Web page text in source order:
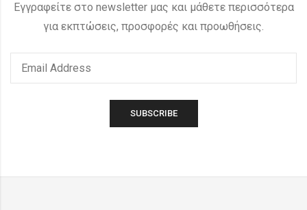
Εγγραφείτε στο newsletter μας και μάθετε περισσότερα
για εκπτώσεις, προσφορές και προωθήσεις.